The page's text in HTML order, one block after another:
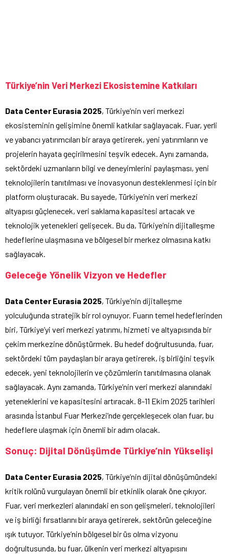
Türkiye’nin Veri Merkezi Ekosistemine Katkıları
Data Center Eurasia 2025, Türkiye’nin veri merkezi
ekosisteminin gelişimine önemli katkılar sağlayacak. Fuar, yerli
ve yabancı yatırımcıları bir araya getirerek, yeni yatırımların ve
projelerin hayata geçirilmesini teşvik edecek. Aynı zamanda,
sektördeki uzmanların bilgi ve deneyimlerini paylaşması, yeni
teknolojilerin tanıtılması ve inovasyonun desteklenmesi için bir
platform oluşturacak. Bu sayede, Türkiye’nin veri merkezi
altyapısı güçlenecek, veri saklama kapasitesi artacak ve
teknolojik yetenekleri gelişecek. Bu da, Türkiye’nin dijitalleşme
hedeflerine ulaşmasına ve bölgesel bir merkez olmasına katkı
sağlayacak.
Geleceğe Yönelik Vizyon ve Hedefler
Data Center Eurasia 2025, Türkiye’nin dijitalleşme
yolculuğunda stratejik bir rol oynuyor. Fuarın temel hedeflerinden
biri, Türkiye’yi veri merkezi yatırımı, hizmeti ve altyapısında bir
çekim merkezine dönüştürmek. Bu hedef doğrultusunda, fuar,
sektördeki tüm paydaşları bir araya getirerek, iş birliğini teşvik
edecek, yeni teknolojilerin ve çözümlerin tanıtılmasına olanak
sağlayacak. Aynı zamanda, Türkiye’nin veri merkezi alanındaki
yeteneklerini ve kapasitesini artıracak. 8-11 Ekim 2025 tarihleri
arasında İstanbul Fuar Merkezi’nde gerçekleşecek olan fuar, bu
hedeflere ulaşmak için önemli bir adım olacak.
Sonuç: Dijital Dönüşümde Türkiye’nin Yükselişi
Data Center Eurasia 2025, Türkiye’nin dijital dönüşümündeki
kritik rolünü vurgulayan önemli bir etkinlik olarak öne çıkıyor.
Fuar, veri merkezleri alanındaki en son gelişmeleri, teknolojileri
ve iş birliği fırsatlarını bir araya getirerek, sektörün geleceğine
ışık tutuyor. Türkiye’nin bölgesel bir üs olma vizyonu
doğrultusunda, bu fuar, ülkenin veri merkezi altyapısını